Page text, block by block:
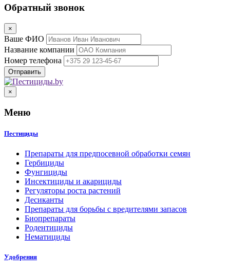
Обратный звонок
×
Ваше ФИО
Название компании
Номер телефона
×
Меню
Пестициды
Препараты для предпосевной обработки семян
Гербициды
Фунгициды
Инсектициды и акарициды
Регуляторы роста растений
Десиканты
Препараты для борьбы с вредителями запасов
Биопрепараты
Родентициды
Нематициды
Удобрения